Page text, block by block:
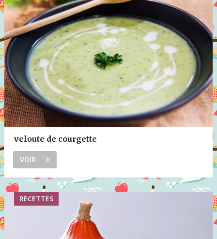
veloute de courgette
VOIR
RECETTES